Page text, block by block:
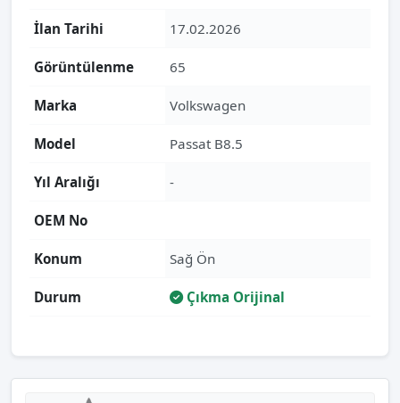
İlan Tarihi 17.02.2026
Görüntülenme 65
Marka Volkswagen
Model Passat B8.5
Yıl Aralığı -
OEM No
Konum Sağ Ön
Durum Çıkma Orijinal